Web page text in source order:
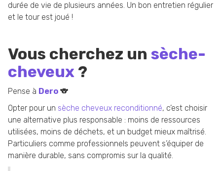
durée de vie de plusieurs années. Un bon entretien régulier
et le tour est joué !
Vous cherchez un sèche-
cheveux ?
Pense à Dero 🐨
Opter pour un sèche cheveux reconditionné, c’est choisir
une alternative plus responsable : moins de ressources
utilisées, moins de déchets, et un budget mieux maîtrisé.
Particuliers comme professionnels peuvent s’équiper de
manière durable, sans compromis sur la qualité.